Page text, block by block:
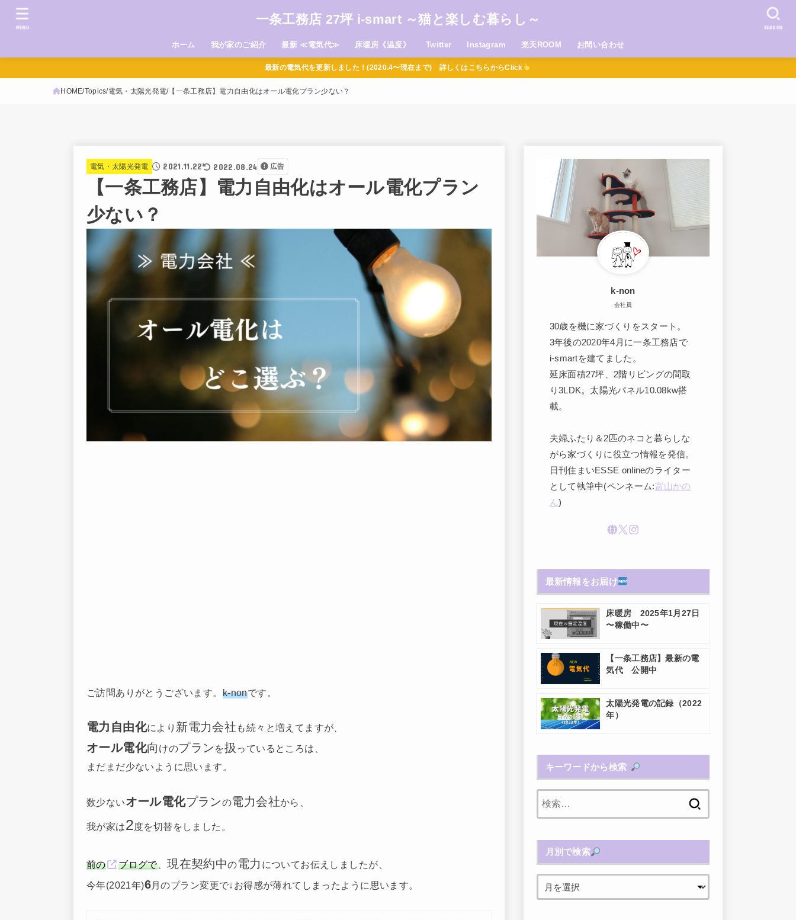
一条工務店 27坪 i-smart ～猫と楽しむ暮らし～
ホーム 我が家のご紹介 最新 ≪電気代≫ 床暖房《温度》 Twitter Instagram 楽天ROOM お問い合わせ
SEARCH
MENU
最新の電気代を更新しました！(2020.4〜現在まで) 詳しくはこちらからClick
HOME Topics 電気・太陽光発電 【一条工務店】電力自由化はオール電化プラン少ない？
電気・太陽光発電 2021.11.22 2022.08.24 広告
【一条工務店】電力自由化はオール電化プラン
少ない？
ご訪問ありがとうございます。 k-nonです。
電力自由化により 新電力会社 も続々と増えてますが、
オール電化向 けのプランを扱 っているところは、
まだまだ少ないように思います。
数少ないオール電化プランの電力会社から、
我が家は2度を切替をしました。
前の ブログで、現在契約中の電力 についてお伝えしましたが、
今年(2021年)6月のプラン変更で↓お得感が薄れてしまったように思います。
k-non
会社員
30歳を機に家づくりをスタート。
3年後の2020年4月に一条工務店で
i-smartを建てました。
延床面積27坪、2階リビングの間取
り3LDK。太陽光パネル10.08kw搭
載。
夫婦ふたり＆2匹のネコと暮らしな
がら家づくりに役立つ情報を発信。
日刊住まいESSE onlineのライター
として執筆中(ペンネーム:富山かの
ん)
最新情報をお届け
床暖房 2025年1月27日
〜稼働中〜
【一条工務店】最新の電
気代 公開中
太陽光発電の記録（2022
年）
キーワードから検索
月別で検索